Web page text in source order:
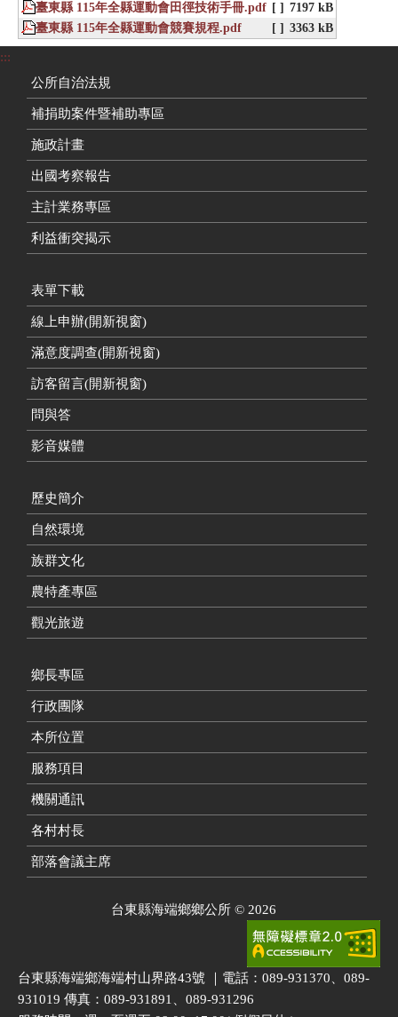
臺東縣 115年全縣運動會田徑技術手冊.pdf [ ] 7197 kB
臺東縣 115年全縣運動會競賽規程.pdf
[ ] 3363 kB
:::
公所自治法規
補捐助案件暨補助專區
施政計畫
出國考察報告
主計業務專區
利益衝突揭示
表單下載
線上申辦(開新視窗)
滿意度調查(開新視窗)
訪客留言(開新視窗)
問與答
影音媒體
歷史簡介
自然環境
族群文化
農特產專區
觀光旅遊
鄉長專區
行政團隊
本所位置
服務項目
機關通訊
各村村長
部落會議主席
台東縣海端鄉鄉公所 © 2026
台東縣海端鄉海端村山界路43號 ｜電話：089-931370、089-
931019 傳真：089-931891、089-931296